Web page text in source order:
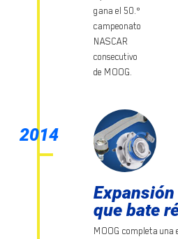
gana el 50.º
campeonato
NASCAR
consecutivo
de MOOG.
2014
que bate
MOOG completa una